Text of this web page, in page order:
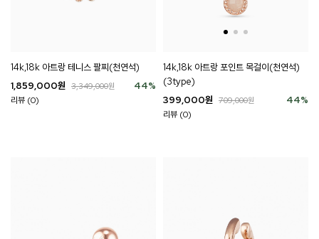
14k,18k 아트랑 테니스 팔찌(천연석)
44%
1,859,000원 3,349,000원
리뷰 (0)
14k,18k 아트랑 포인트 목걸이(천연석)
(3type)
44%
399,000원 709,000원
리뷰 (0)